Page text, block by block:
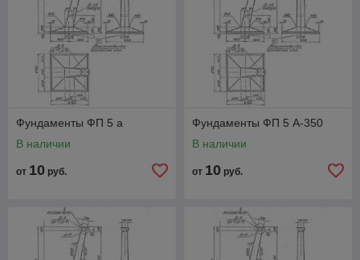
Фундаменты ФП 5 а
В наличии
от 10 руб.
Фундаменты ФП 5 А-350
В наличии
от 10 руб.